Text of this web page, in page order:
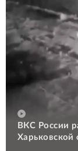
ВКС России
Харьковской